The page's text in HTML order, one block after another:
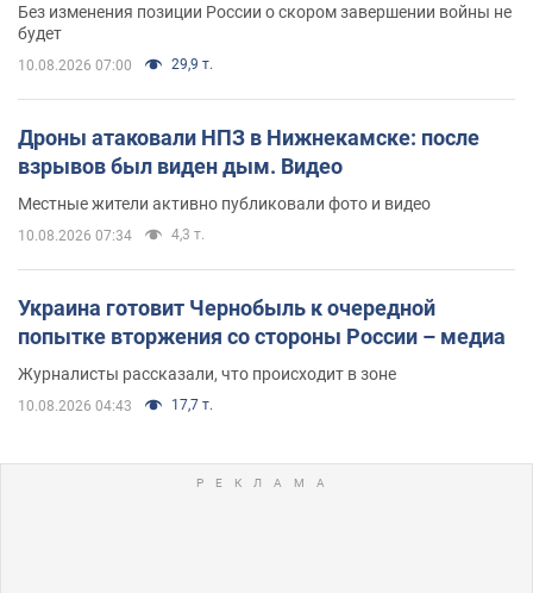
Без изменения позиции России о скором завершении войны не
будет
10.08.2026 07:00 29,9 т.
Дроны атаковали НПЗ в Нижнекамске: после
взрывов был виден дым. Видео
Местные жители активно публиковали фото и видео
10.08.2026 07:34 4,3 т.
Украина готовит Чернобыль к очередной
попытке вторжения со стороны России – медиа
Журналисты рассказали, что происходит в зоне
10.08.2026 04:43 17,7 т.